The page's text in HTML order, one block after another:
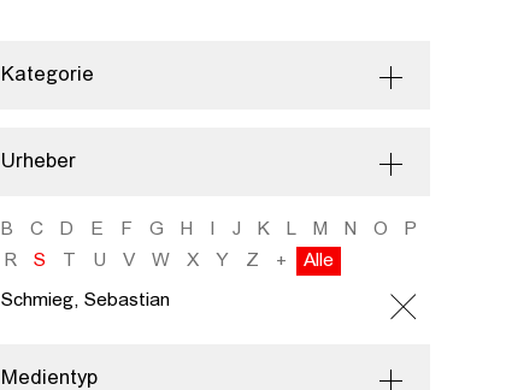
Kategorie
Urheber
B C D E F G H J K L M N O
P
R S U V W X Y Z + Alle
Schmieg, Sebastian
Medientyp